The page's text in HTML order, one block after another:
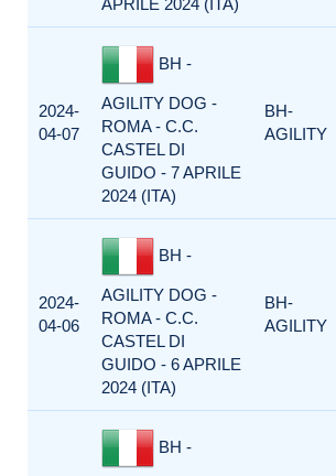
APRILE 2024 (ITA)
2024-
04-07
BH -
AGILITY DOG -
ROMA - C.C.
CASTEL DI
GUIDO - 7 APRILE
2024 (ITA)
BH-
AGILITY
2024-
04-06
BH -
AGILITY DOG -
ROMA - C.C.
CASTEL DI
GUIDO - 6 APRILE
2024 (ITA)
BH-
AGILITY
BH -